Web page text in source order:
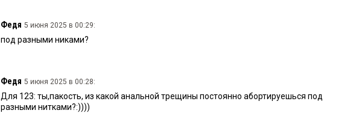
Федя 5 июня 2025 в 00:29:
под разными никами?
Федя 5 июня 2025 в 00:28:
Для 123: ты,пакость, из какой анальной трещины постоянно абортируешься под
разными нитками?:))))